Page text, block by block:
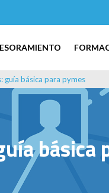
guía básica para pymes
básica